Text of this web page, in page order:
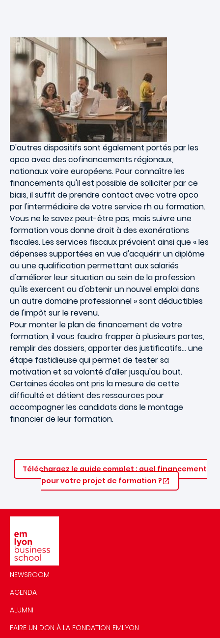
D'autres dispositifs sont également portés par les
opco avec descofinancements régionaux,
nationaux voire européens. Pour connaître les
financements qu'il est possible de solliciter par ce
biais, il suffit de prendre contact avec votre opco
par l'intermédiaire de votre service rh ou formation.
Vous ne le savez peut-être pas, maissuivre une
formationvous donnedroit à des exonérations
fiscales. Les services fiscaux prévoient ainsi que « les
dépenses supportées en vue d'acquérir un diplôme
ou une qualification permettant aux salariés
d'améliorer leur situation au sein de la profession
qu'ils exercent ou d'obtenir un nouvel emploi dans
un autre domaine professionnel » sont déductibles
de l'impôt sur le revenu.
Pour monter leplan de financement de votre
formation, il vous faudra frapper à plusieurs portes,
remplir des dossiers, apporter des justificatifs… une
étape fastidieuse qui permet de tester sa
motivation et sa volonté d'aller jusqu'au bout.
Certaines écoles ont pris la mesure de cette
difficulté et détient des ressources pour
accompagner les candidats dans le montage
financier de leur formation.
Téléchargez le guide complet : quel financement
pour votre projet de formation ?
NEWSROOM
AGENDA
ALUMNI
FAIRE UN DON À LA FONDATION EMLYON